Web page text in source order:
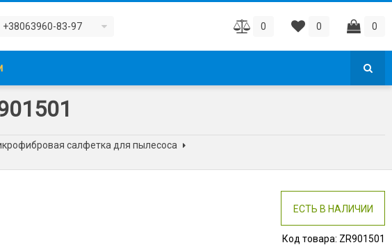
+38063960-83-97 0 0 0
салфетка для пылесоса
ЕСТЬ В НАЛИЧИИ
Код товара: ZR901501